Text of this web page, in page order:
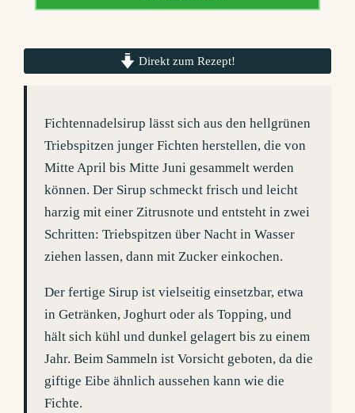
Direkt zum Rezept!
Fichtennadelsirup lässt sich aus den hellgrünen
Triebspitzen junger Fichten herstellen, die von
Mitte April bis Mitte Juni gesammelt werden
können. Der Sirup schmeckt frisch und leicht
harzig mit einer Zitrusnote und entsteht in zwei
Schritten: Triebspitzen über Nacht in Wasser
ziehen lassen, dann mit Zucker einkochen.
Der fertige Sirup ist vielseitig einsetzbar, etwa
in Getränken, Joghurt oder als Topping, und
hält sich kühl und dunkel gelagert bis zu einem
Jahr. Beim Sammeln ist Vorsicht geboten, da die
giftige Eibe ähnlich aussehen kann wie die
Fichte.